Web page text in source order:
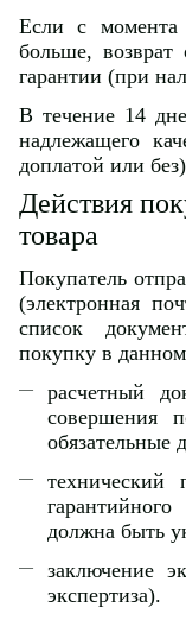
Если с
больше, возврат
гарантии (при
В течение 14
надлежащего
доплатой или
Действия
товара
Покупатель
(электронная
список
покупку в
расчетный
совершения
обязательные
технический
должна быть
заключение
экспертиза).